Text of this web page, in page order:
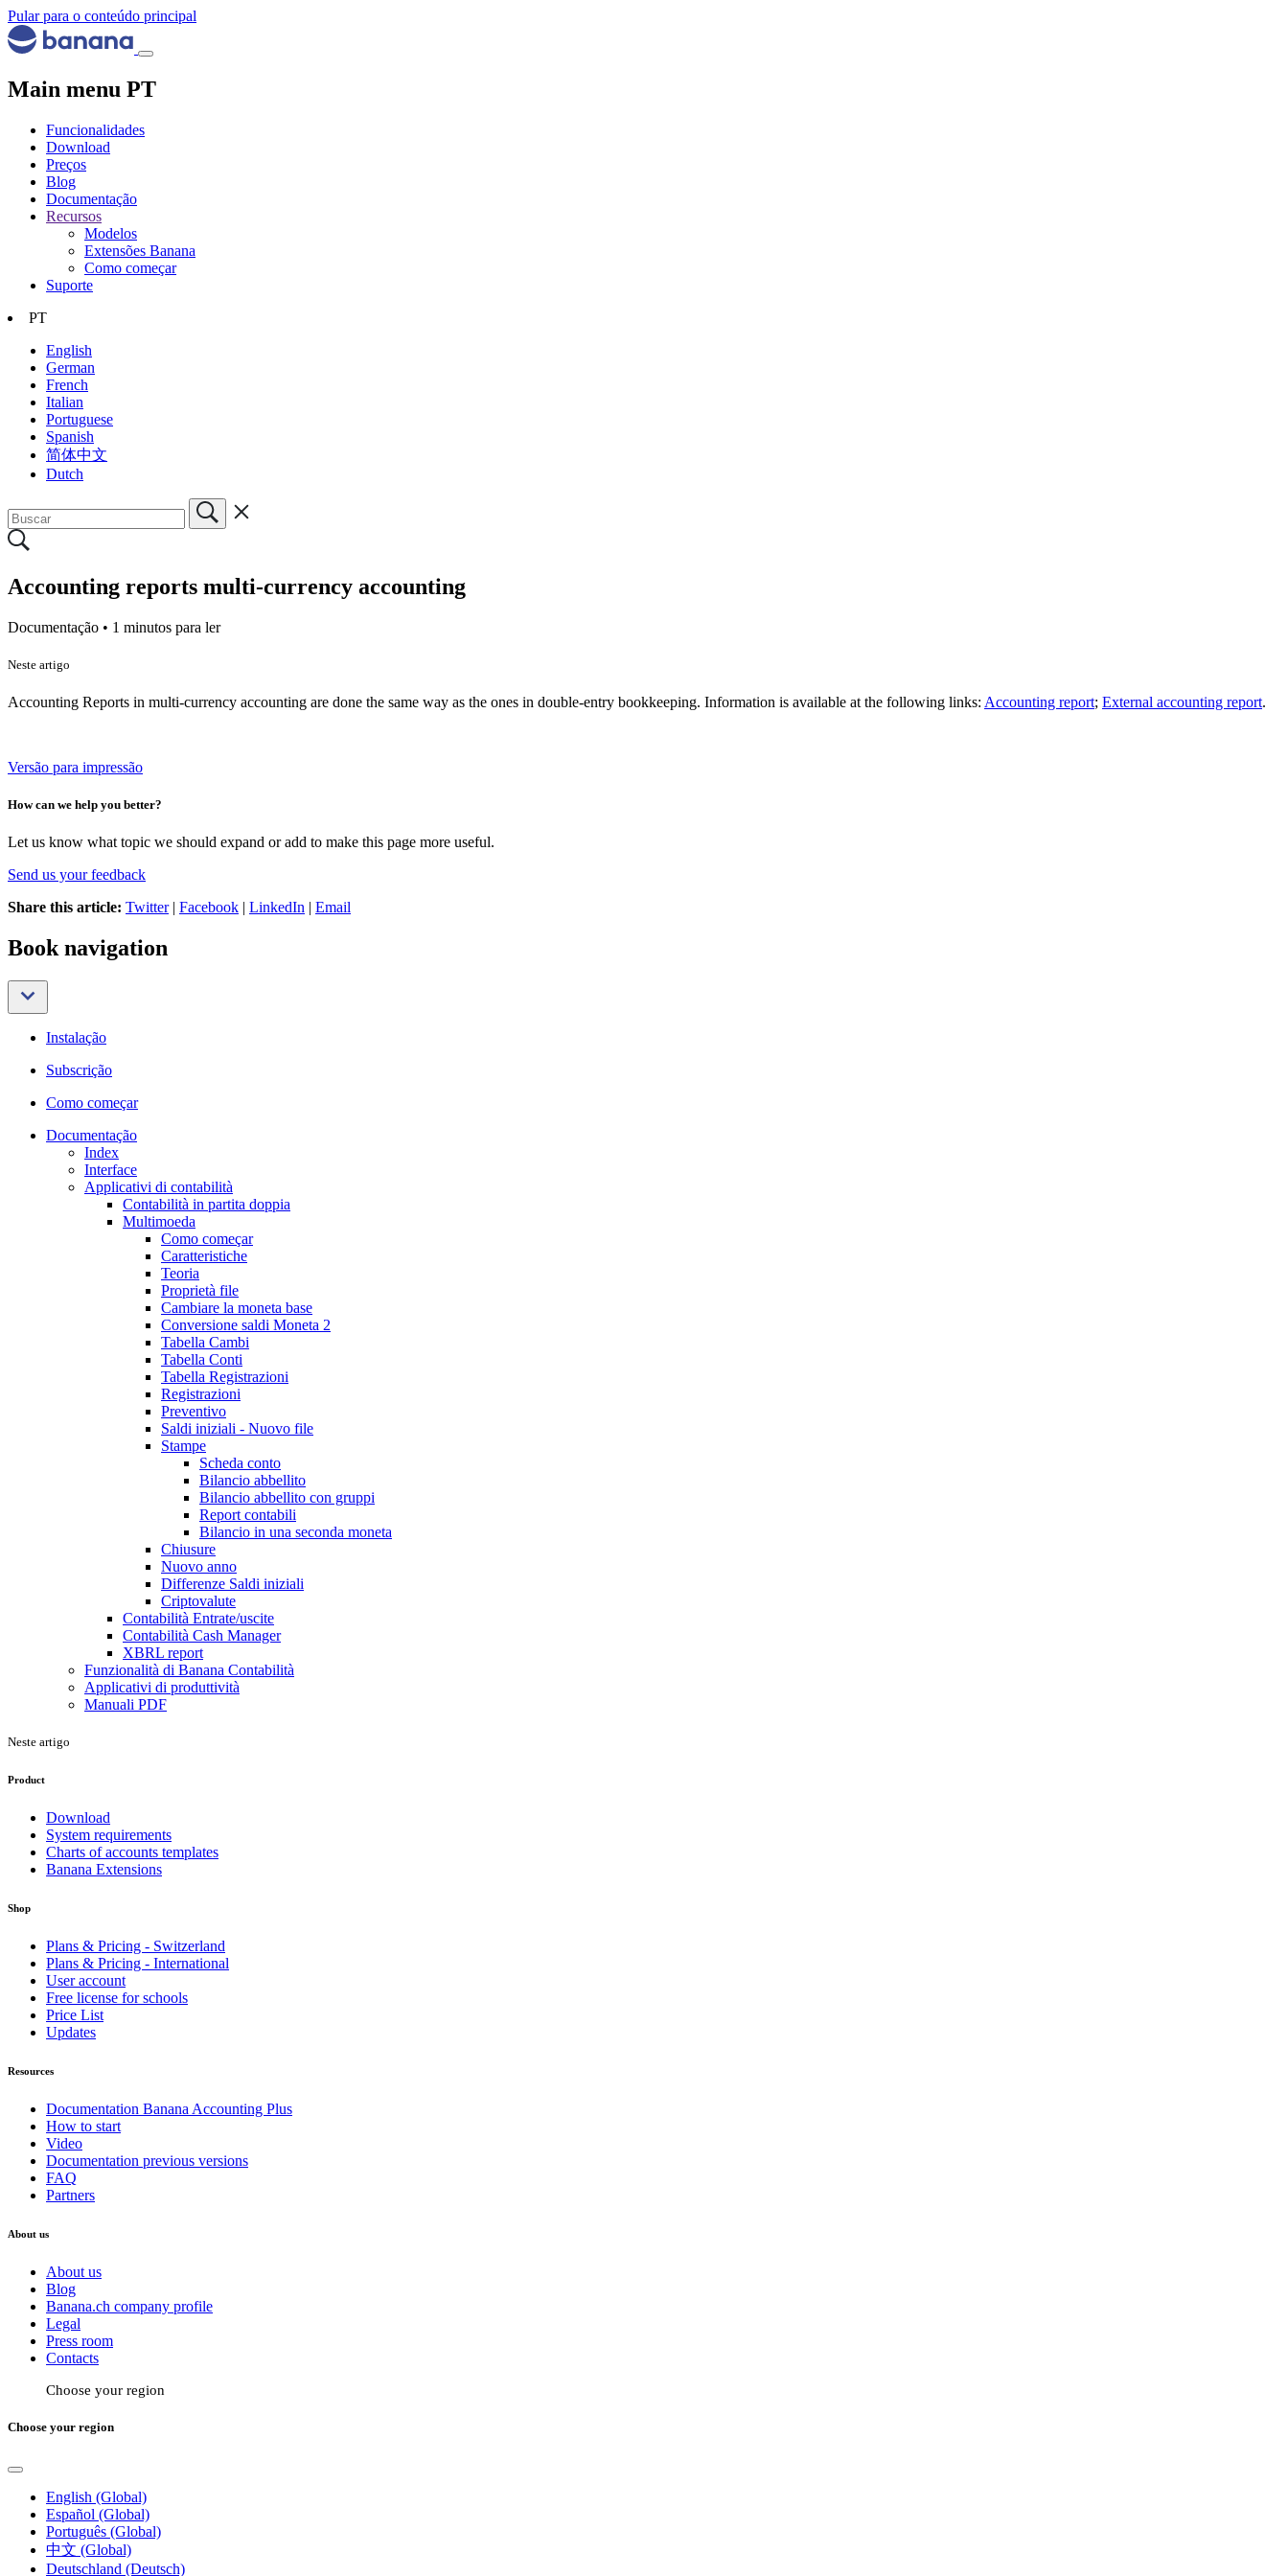
Pular para o conteúdo principal
Main menu PT
Funcionalidades
Download
Preços
Blog
Documentação
Recursos
Modelos
Extensões Banana
Como começar
Suporte
PT
English
German
French
Italian
Portuguese
Spanish
简体中文
Dutch
Accounting reports multi-currency accounting
Documentação • 1 minutos para ler
Neste artigo
Accounting Reports in multi-currency accounting are done the same way as the ones in double-entry bookkeeping. Information is available at the following links: Accounting report; External accounting report.
Versão para impressão
How can we help you better?
Let us know what topic we should expand or add to make this page more useful.
Send us your feedback
Share this article: Twitter| Facebook | LinkedIn | Email
Book navigation
Instalação
Subscrição
Como começar
Documentação
Index
Interface
Applicativi di contabilità
Contabilità in partita doppia
Multimoeda
Como começar
Caratteristiche
Teoria
Proprietà file
Cambiare la moneta base
Conversione saldi Moneta 2
Tabella Cambi
Tabella Conti
Tabella Registrazioni
Registrazioni
Preventivo
Saldi iniziali - Nuovo file
Stampe
Scheda conto
Bilancio abbellito
Bilancio abbellito con gruppi
Report contabili
Bilancio in una seconda moneta
Chiusure
Nuovo anno
Differenze Saldi iniziali
Criptovalute
Contabilità Entrate/uscite
Contabilità Cash Manager
XBRL report
Funzionalità di Banana Contabilità
Applicativi di produttività
Manuali PDF
Neste artigo
Product
Download
System requirements
Charts of accounts templates
Banana Extensions
Shop
Plans & Pricing - Switzerland
Plans & Pricing - International
User account
Free license for schools
Price List
Updates
Resources
Documentation Banana Accounting Plus
How to start
Video
Documentation previous versions
FAQ
Partners
About us
About us
Blog
Banana.ch company profile
Legal
Press room
Contacts
Choose your region
Choose your region
English (Global)
Español (Global)
Português (Global)
中文 (Global)
Deutschland (Deutsch)